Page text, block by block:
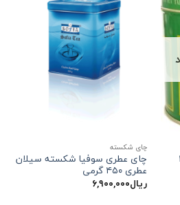
چای شکسته
چای عطری سوفیا شکسته سیلان
عطری ۴۵۰ گرمی
ریال۶,۹۰۰,۰۰۰